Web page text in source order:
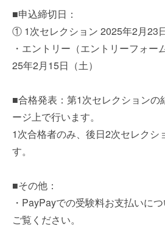
■申込締切日：
① 1次セレクション 2025年2月23
・エントリー（エントリーフォー
25年2月15日（土）
■合格発表：第1次セレクションの
ージ上で行います。
1次合格者のみ、後日2次セレクシ
す。
■その他：
・PayPayでの受験料お支払いに
ご覧ください。